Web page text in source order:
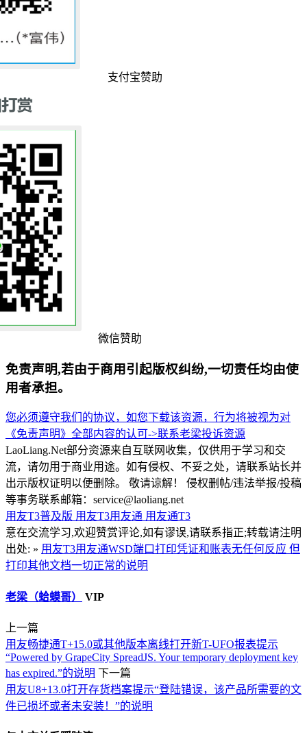
支付宝赞助
微信赞助
免责声明,若由于商用引起版权纠纷,一切责任均由使
用者承担。
您必须遵守我们的协议，如您下载该资源，行为将被视为对
《免责声明》全部内容的认可->联系老梁投诉资源
LaoLiang.Net部分资源来自互联网收集，仅供用于学习和交
流，请勿用于商业用途。如有侵权、不妥之处，请联系站长并
出示版权证明以便删除。 敬请谅解！ 侵权删帖/违法举报/投稿
等事务联系邮箱：service@laoliang.net
用友T3普及版 用友T3用友通 用友通T3
意在交流学习,欢迎赞赏评论,如有谬误,请联系指正;转载请注明
出处: » 用友T3用友通WSD端口打印凭证和账表无任何反应 但
打印其他文档一切正常的说明
老梁（蛤蟆哥） VIP
上一篇
用友畅捷通T+15.0或其他版本离线打开新T-UFO报表提示
“Powered by GrapeCity SpreadJS. Your temporary deployment key
has expired.”的说明 下一篇
用友U8+13.0打开存货档案提示“登陆错误，该产品所需要的文
件已损坏或者未安装！”的说明